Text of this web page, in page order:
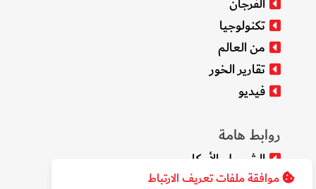
موافقة ملفات تعريف الارتباط
تكنولوجيا
من العالم
تقارير الخور
فيديو
روابط هامة
الشروط والأحكام
سياسة الخصوصية